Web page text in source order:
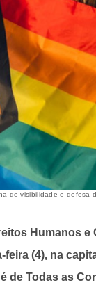
de visibilidade e defesa
Humanos e
feira (4), na
de Todas as